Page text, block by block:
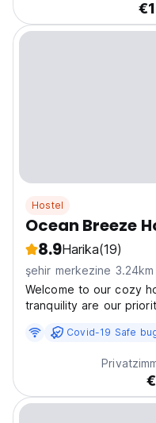
Hostel
Ocean Breeze
8.9Harika(19)
şehir merkezine 3.24km
Welcome to our cozy
tranquility are our
with blackout curtains,
lockers. Each room
Covid-19 Safe